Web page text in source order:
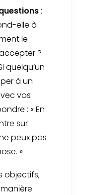
:
elle à
le
?
quelqu’un
à un
vos
: « En
sur
peux pas
»
objectifs,